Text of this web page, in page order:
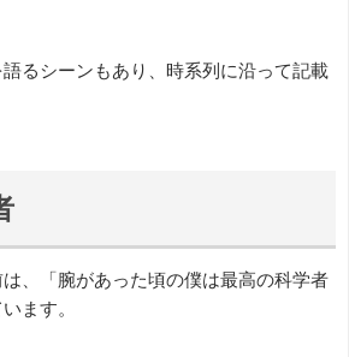
るシーンもあり、時系列に沿って記載
、「腕があった頃の僕は最高の科学者
ます。